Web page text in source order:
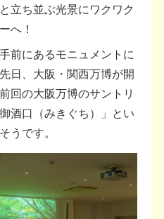
立ち並ぶ光景にワクワク
へ！
前にあるモニュメントに
日、大阪・関西万博が開
回の大阪万博のサントリ
酒口（みきぐち）」とい
うです。